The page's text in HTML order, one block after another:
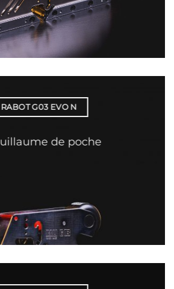
RABOT G03 EVO N
de poche